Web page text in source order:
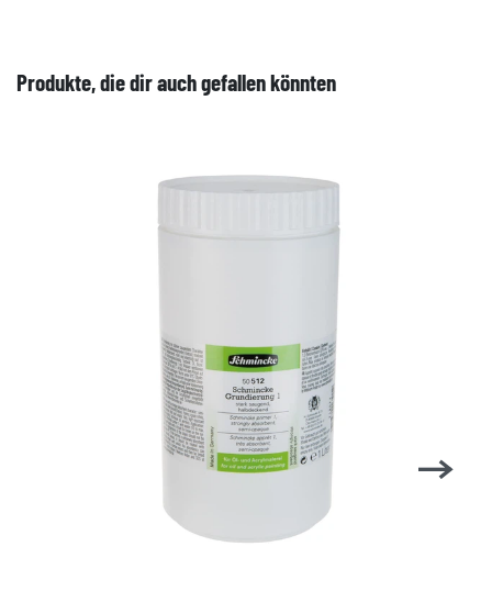
Produkte, die dir auch gefallen könnten